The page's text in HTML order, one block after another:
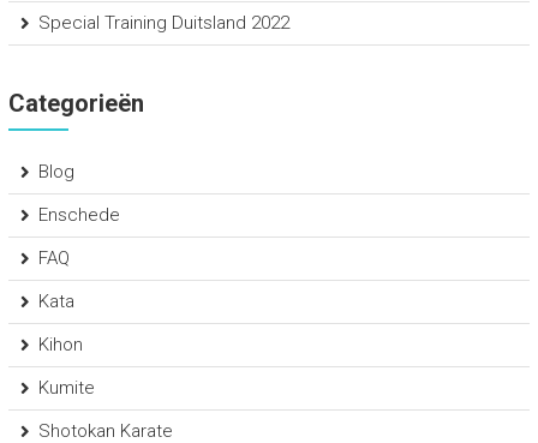
Special Training Duitsland 2022
Categorieën
Blog
Enschede
FAQ
Kata
Kihon
Kumite
Shotokan Karate